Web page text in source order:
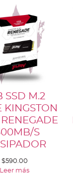
SSD M.2
KINGSTON
S
$590.00
Leer más